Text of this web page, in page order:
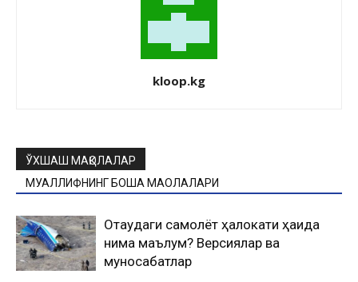
kloop.kg
ЎХШАШ МАҚОЛАЛАР
МУАЛЛИФНИНГ БОШҚА МАҚОЛАЛАРИ
Оқтаудаги самолёт ҳалокати ҳақида
нима маълум? Версиялар ва
муносабатлар